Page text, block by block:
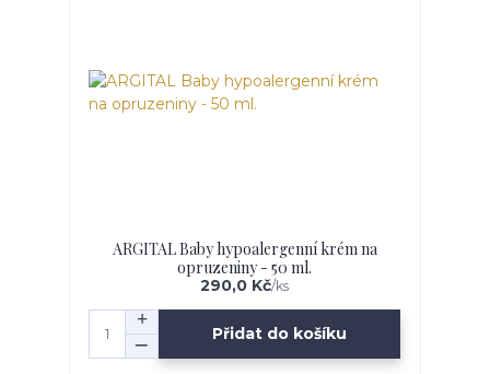
ARGITAL Baby hypoalergenní krém na
opruzeniny - 50 ml.
290,0 Kč/ks
Přidat do košíku